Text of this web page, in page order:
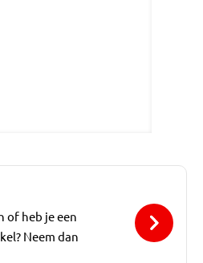
of heb je een
Neem dan